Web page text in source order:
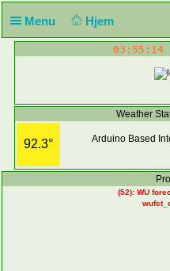
Menu Hjem
03:55:14
Weather
92.3° Arduino Based
(52): WU